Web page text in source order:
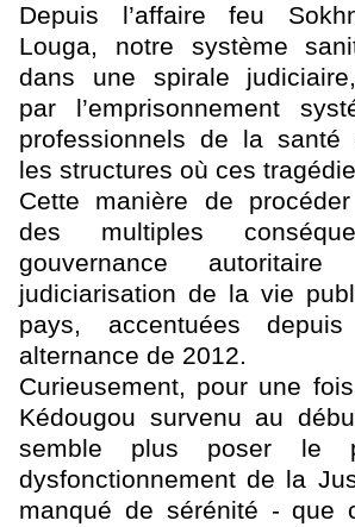
Depuis l’affaire feu
Louga, notre système
dans une spirale
par l’emprisonnement
professionnels de la santé
les structures où ces
Cette manière de procéder
des multiples
gouvernance
judiciarisation de la vie
pays, accentuées
alternance de 2012.
Curieusement, pour une
Kédougou survenu au
semble plus poser le
dysfonctionnement de la
manqué de sérénité - que